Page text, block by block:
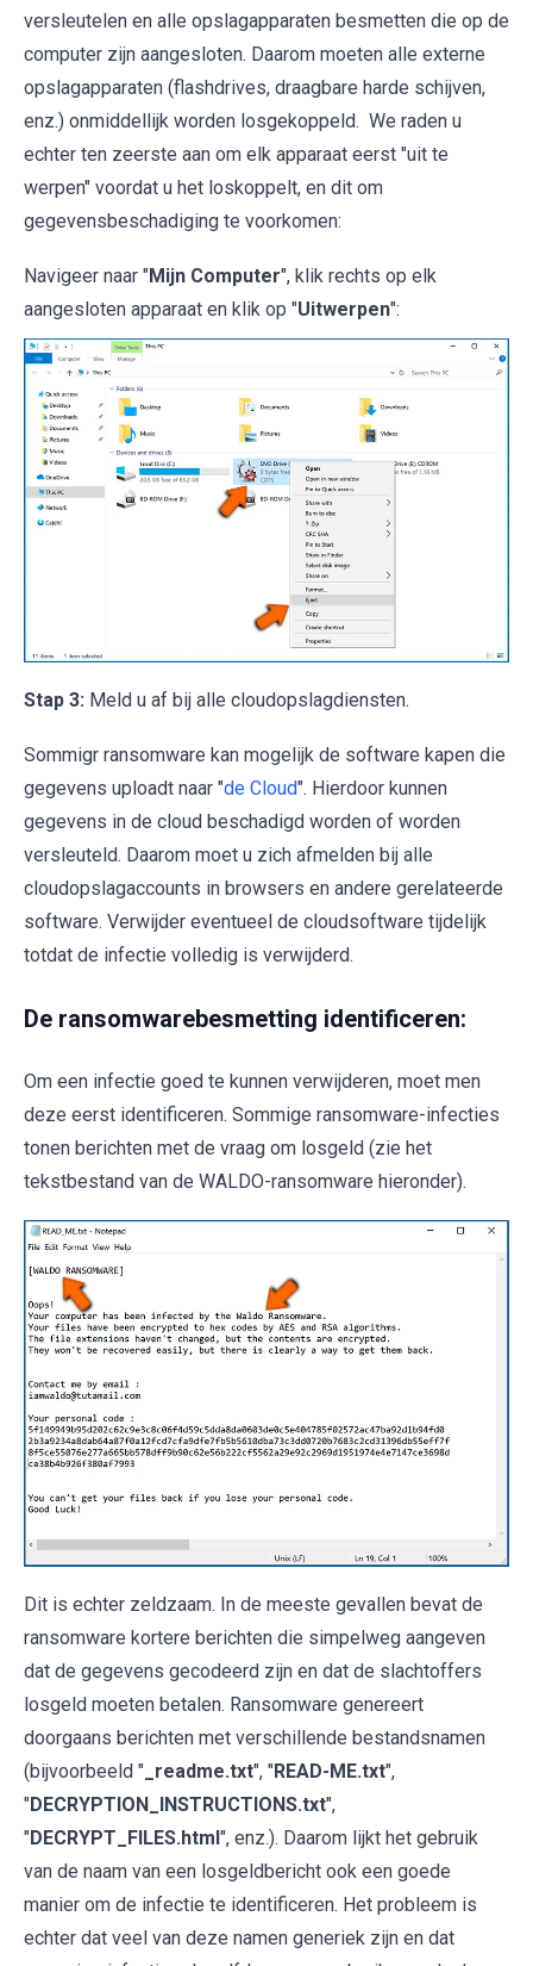
versleutelen en alle opslagapparaten besmetten die op de
computer zijn aangesloten. Daarom moeten alle externe
opslagapparaten (flashdrives, draagbare harde schijven,
enz.) onmiddellijk worden losgekoppeld. We raden u
echter ten zeerste aan om elk apparaat eerst "uit te
werpen" voordat u het loskoppelt, en dit om
gegevensbeschadiging te voorkomen:
Navigeer naar "Mijn Computer", klik rechts op elk
aangesloten apparaat en klik op "Uitwerpen":
Stap 3: Meld u af bij alle cloudopslagdiensten.
Sommigr ransomware kan mogelijk de software kapen die
gegevens uploadt naar "de Cloud". Hierdoor kunnen
gegevens in de cloud beschadigd worden of worden
versleuteld. Daarom moet u zich afmelden bij alle
cloudopslagaccounts in browsers en andere gerelateerde
software. Verwijder eventueel de cloudsoftware tijdelijk
totdat de infectie volledig is verwijderd.
De ransomwarebesmetting identificeren:
Om een infectie goed te kunnen verwijderen, moet men
deze eerst identificeren. Sommige ransomware-infecties
tonen berichten met de vraag om losgeld (zie het
tekstbestand van de WALDO-ransomware hieronder).
Dit is echter zeldzaam. In de meeste gevallen bevat de
ransomware kortere berichten die simpelweg aangeven
dat de gegevens gecodeerd zijn en dat de slachtoffers
losgeld moeten betalen. Ransomware genereert
doorgaans berichten met verschillende bestandsnamen
(bijvoorbeeld " _readme.txt", "READ-ME.txt",
"DECRYPTION_INSTRUCTIONS.txt",
"DECRYPT_FILES.html ", enz.). Daarom lijkt het gebruik
van de naam van een losgeldbericht ook een goede
manier om de infectie te identificeren. Het probleem is
echter dat veel van deze namen generiek zijn en dat